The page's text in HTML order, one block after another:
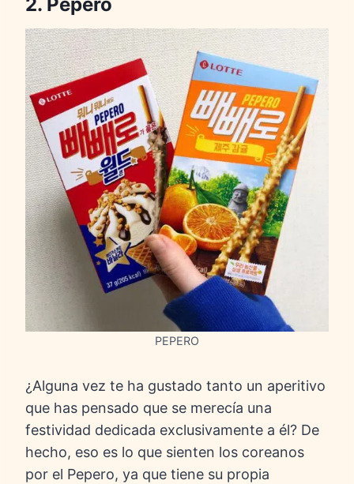
PEPERO
¿Alguna vez te ha gustado tanto un aperitivo
que has pensado que se merecía una
festividad dedicada exclusivamente a él? De
hecho, eso es lo que sienten los coreanos
por el Pepero, ya que tiene su propia